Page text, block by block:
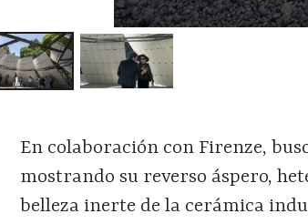
En colaboración con Firenze,
mostrando su reverso áspero,
belleza inerte de la cerámica